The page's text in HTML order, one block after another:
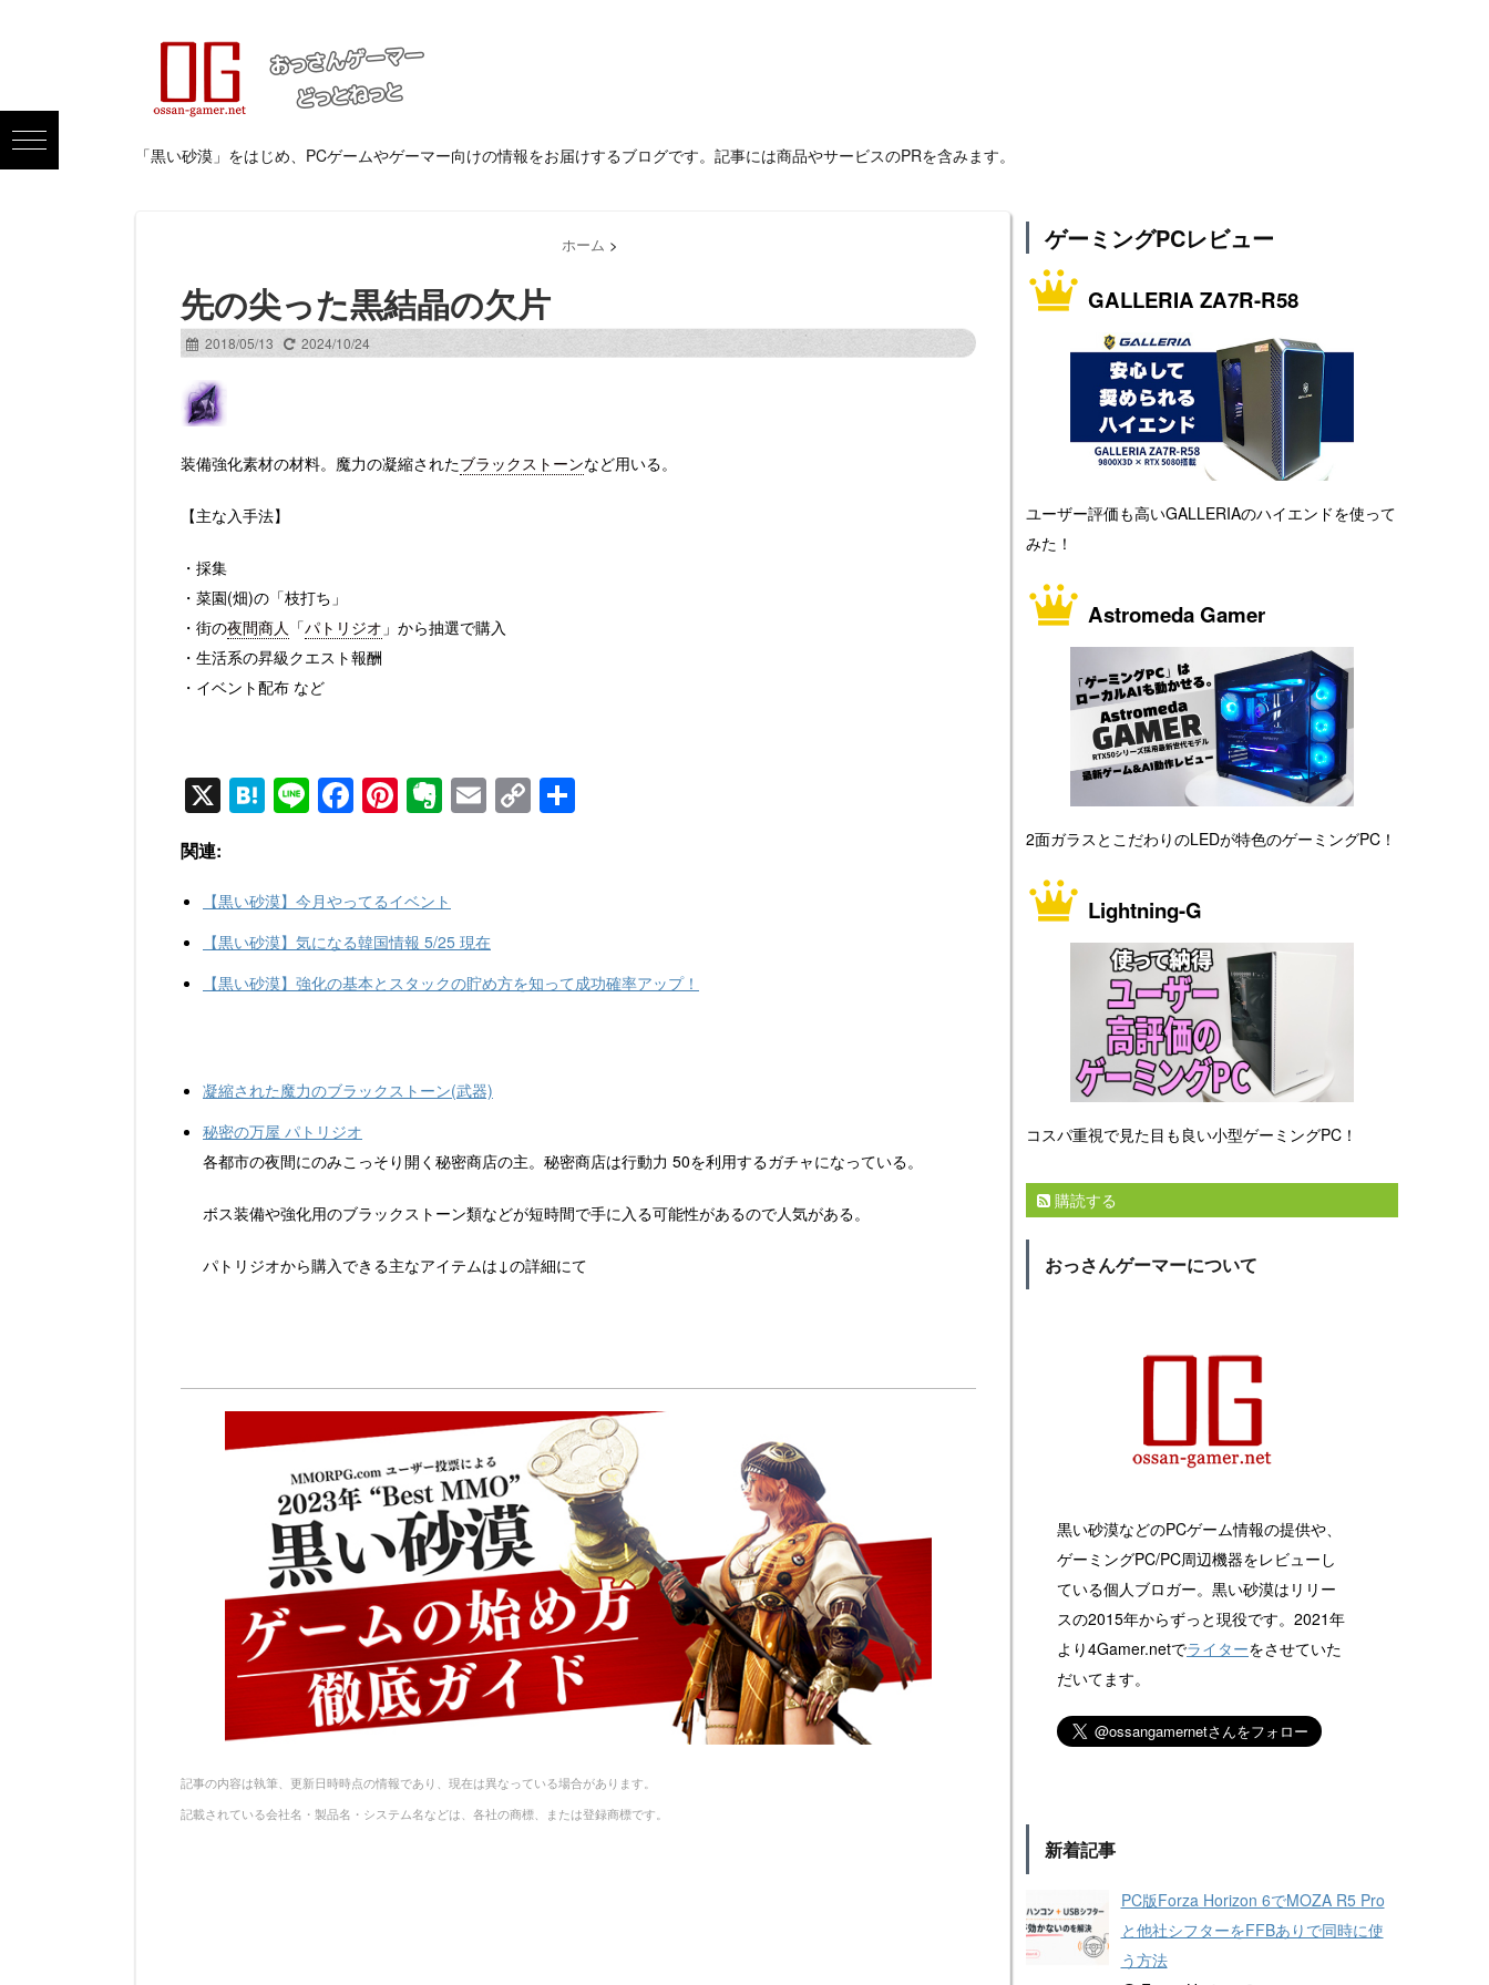
「黒い砂漠」をはじめ、PCゲームやゲーマー向けの情報をお届けするブログです。記事には商品やサービスのPRを含みます。
ホーム >
先の尖った黒結晶の欠片
2018/05/13 2024/10/24
装備強化素材の材料。魔力の凝縮されたブラックストーンなど用いる。
【主な入手法】
・採集
・菜園(畑)の「枝打ち」
・街の夜間商人 「パトリジオ 」から抽選で購入
・生活系の昇級クエスト報酬
・イベント配布 など
X H
at
n
a
Li
n
F
a
e
b
o
o
Pi
nt
e
st
E
v
n
ot
e
E
m
C
o
n
k
関連:
【黒い砂漠】今月やってるイベント
【黒い砂漠】気になる韓国情報 5/25 現在
【黒い砂漠】強化の基本とスタックの貯め方を知って成功確率アップ！
凝縮された魔力のブラックストーン(武器)
秘密の万屋 パトリジオ
各都市の夜間にのみこっそり開く秘密商店の主。秘密商店は行動力 50を利用するガチャになっている。
ボス装備や強化用のブラックストーン類などが短時間で手に入る可能性があるので人気がある。
パトリジオから購入できる主なアイテムは↓の詳細にて
記事の内容は執筆、更新日時時点の情報であり、現在は異なっている場合があります。
記載されている会社名・製品名・システム名などは、各社の商標、または登録商標です。
ゲーミングPCレビュー
GALLERIA ZA7R-R58
ユーザー評価も高いGALLERIAのハイエンドを使って
みた！
Astromeda Gamer
2面ガラスとこだわりのLEDが特色のゲーミングPC！
Lightning-G
コスパ重視で見た目も良い小型ゲーミングPC！
購読する
おっさんゲーマーについて
黒い砂漠などのPCゲーム情報の提供や、
ゲーミングPC/PC周辺機器をレビューし
ている個人ブロガー。黒い砂漠はリリー
スの2015年からずっと現役です。2021年
より4Gamer.netでライターをさせていた
だいてます。
新着記事
PC版Forza Horizon 6でMOZA R5 Pro
と他社シフターをFFBありで同時に使
う方法